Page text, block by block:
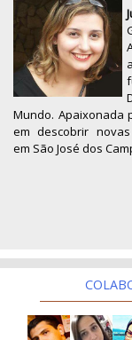
Mundo. Apaixonada
em descobrir
em São José dos